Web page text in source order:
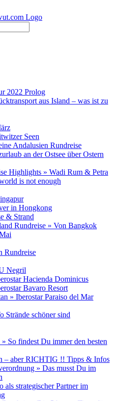
2022 Prolog
aus Island – was ist zu
Seen
Andalusien Rundreise
an der Ostsee über Ostern
Highlights » Wadi Rum & Petra
is not enough
in Hongkong
& Strand
Rundreise » Von Bangkok
Rundreise
Negril
Hacienda Dominicus
Bavaro Resort
» Iberostar Paraiso del Mar
Strände schöner sind
So findest Du immer den besten
– aber RICHTIG !! Tipps & Infos
» Das musst Du im
als strategischer Partner im